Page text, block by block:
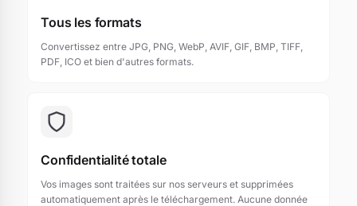
Tous les formats
Convertissez entre JPG, PNG, WebP, AVIF, GIF, BMP, TIFF,
PDF, ICO et bien d'autres formats.
Confidentialité totale
Vos images sont traitées sur nos serveurs et supprimées
automatiquement après le téléchargement. Aucune donnée